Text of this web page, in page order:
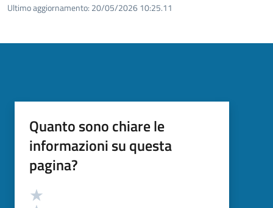
Ultimo aggiornamento: 20/05/2026 10:25.11
Quanto sono chiare le
informazioni su questa
pagina?
Valutazione